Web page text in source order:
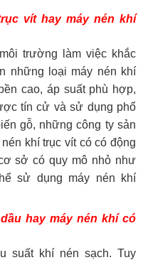
vít hay máy nén khí
trường làm việc khắc
những loại máy nén khí
cao, áp suất phù hợp,
tín cử và sử dụng phổ
gỗ, những công ty sản
khí trục vít có có động
sở có quy mô nhỏ như
sử dụng máy nén khí
hay máy nén khí có
suất khí nén sạch. Tuy